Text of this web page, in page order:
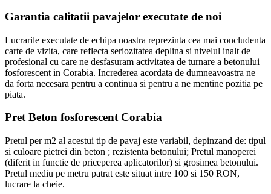
Garantia calitatii pavajelor executate de noi
Lucrarile executate de echipa noastra reprezinta cea mai concludenta
carte de vizita, care reflecta seriozitatea deplina si nivelul inalt de
profesional cu care ne desfasuram activitatea de turnare a betonului
fosforescent in Corabia. Increderea acordata de dumneavoastra ne
da forta necesara pentru a continua si pentru a ne mentine pozitia pe
piata.
Pret Beton fosforescent Corabia
Pretul per m2 al acestui tip de pavaj este variabil, depinzand de: tipul
si culoare pietrei din beton ; rezistenta betonului; Pretul manoperei
(diferit in functie de priceperea aplicatorilor) si grosimea betonului.
Pretul mediu pe metru patrat este situat intre 100 si 150 RON,
lucrare la cheie.